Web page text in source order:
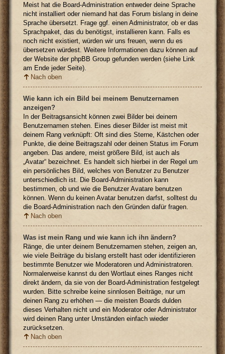
Meist hat die Board-Administration entweder deine Sprache
nicht installiert oder niemand hat das Forum bislang in deine
Sprache übersetzt. Frage ggf. einen Administrator, ob er das
Sprachpaket, das du benötigst, installieren kann. Falls es
noch nicht existiert, würden wir uns freuen, wenn du es
übersetzen würdest. Weitere Informationen dazu können auf
der Website der phpBB Group gefunden werden (siehe Link
am Ende jeder Seite).
Nach oben
Wie kann ich ein Bild bei meinem Benutzernamen
anzeigen?
In der Beitragsansicht können zwei Bilder bei deinem
Benutzernamen stehen. Eines dieser Bilder ist meist mit
deinem Rang verknüpft: Oft sind dies Sterne, Kästchen oder
Punkte, die deine Beitragszahl oder deinen Status im Forum
angeben. Das andere, meist größere Bild, ist auch als
„Avatar“ bezeichnet. Es handelt sich hierbei in der Regel um
ein persönliches Bild, welches von Benutzer zu Benutzer
unterschiedlich ist. Die Board-Administration kann
bestimmen, ob und wie die Benutzer Avatare benutzen
können. Wenn du keinen Avatar benutzen darfst, solltest du
die Board-Administration nach den Gründen dafür fragen.
Nach oben
Was ist mein Rang und wie kann ich ihn ändern?
Ränge, die unter deinem Benutzernamen stehen, zeigen an,
wie viele Beiträge du bislang erstellt hast oder identifizieren
bestimmte Benutzer wie Moderatoren und Administratoren.
Normalerweise kannst du den Wortlaut eines Ranges nicht
direkt ändern, da sie von der Board-Administration festgelegt
wurden. Bitte schreibe keine sinnlosen Beiträge, nur um
deinen Rang zu erhöhen — die meisten Boards dulden
dieses Verhalten nicht und ein Moderator oder Administrator
wird deinen Rang unter Umständen einfach wieder
zurücksetzen.
Nach oben